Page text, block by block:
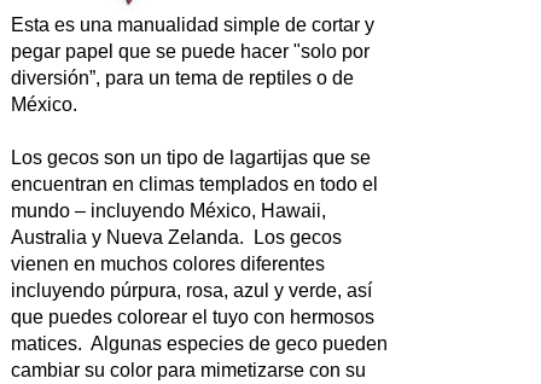
Esta es una manualidad simple de cortar y
pegar papel que se puede hacer "solo por
diversión”, para un tema de reptiles o de
México.
Los gecos son un tipo de lagartijas que se
encuentran en climas templados en todo el
mundo – incluyendo México, Hawaii,
Australia y Nueva Zelanda. Los gecos
vienen en muchos colores diferentes
incluyendo púrpura, rosa, azul y verde, así
que puedes colorear el tuyo con hermosos
matices. Algunas especies de geco pueden
cambiar su color para mimetizarse con su